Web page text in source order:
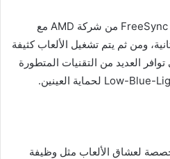
وتدعم الشاشات الجديدة تقنية FreeSync من شركة AMD مع
ومن ثم يتم تشغيل الألعاب كثيفة
العديد من التقنيات المتطورة
لعشاق الألعاب مثل وظيفة